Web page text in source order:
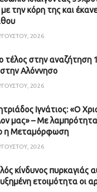
με την κόρη της και
2026
τέλος στην αναζήτηση
στην Αλόννησο
2026
Ιγνάτιος: «Ο
μας» – Με
η Μεταμόρφωση
2026
κίνδυνος πυρκαγιάς
ετοιμότητα οι